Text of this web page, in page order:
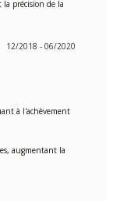
précision de la
12/2018 - 06/2020
à l'achèvement
augmentant la